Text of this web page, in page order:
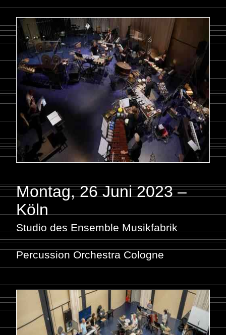
Montag, 26 Juni 2023 –
Köln
Studio des Ensemble Musikfabrik
Percussion Orchestra Cologne